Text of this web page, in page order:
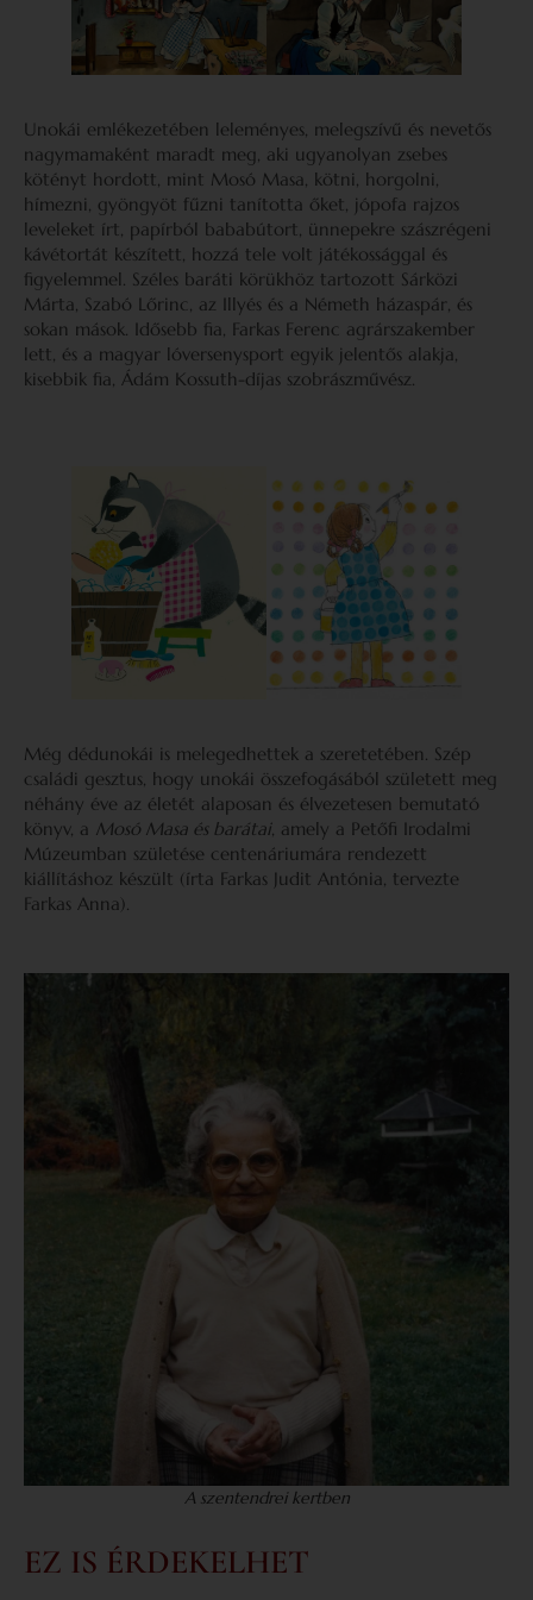
Unokái emlékezetében leleményes, melegszívű és nevetős
nagymamaként maradt meg, aki ugyanolyan zsebes
kötényt hordott, mint Mosó Masa, kötni, horgolni,
hímezni, gyöngyöt fűzni tanította őket, jópofa rajzos
leveleket írt, papírból bababútort, ünnepekre szászrégeni
kávétortát készített, hozzá tele volt játékossággal és
figyelemmel. Széles baráti körükhöz tartozott Sárközi
Márta, Szabó Lőrinc, az Illyés és a Németh házaspár, és
sokan mások. Idősebb fia, Farkas Ferenc agrárszakember
lett, és a magyar lóversenysport egyik jelentős alakja,
kisebbik fia, Ádám Kossuth-díjas szobrászművész.
Még dédunokái is melegedhettek a szeretetében. Szép
családi gesztus, hogy unokái összefogásából született meg
néhány éve az életét alaposan és élvezetesen bemutató
könyv, a Mosó Masa és barátai, amely a Petőfi Irodalmi
Múzeumban születése centenáriumára rendezett
kiállításhoz készült (írta Farkas Judit Antónia, tervezte
Farkas Anna).
A szentendrei kertben
EZ IS ÉRDEKELHET